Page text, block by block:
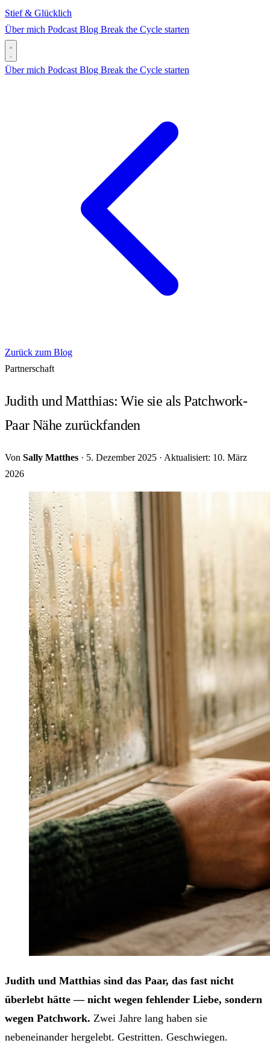
Stief & Glücklich
Über mich Podcast Blog Break the Cycle starten
Über mich Podcast Blog Break the Cycle starten
Zurück zum Blog
Partnerschaft
Judith und Matthias: Wie sie als Patchwork-
Paar Nähe zurückfanden
Von Sally Matthes · 5. Dezember 2025 · Aktualisiert: 10. März
2026
Judith und Matthias sind das Paar, das fast nicht
überlebt hätte — nicht wegen fehlender Liebe, sondern
wegen Patchwork. Zwei Jahre lang haben sie
nebeneinander hergelebt. Gestritten. Geschwiegen.